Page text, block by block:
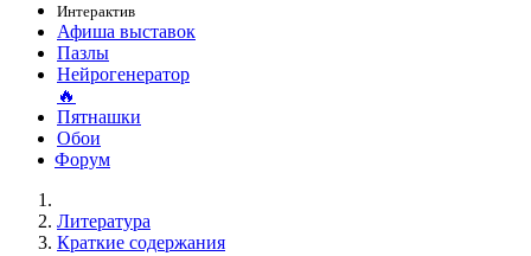
Интерактив
Афиша выставок
Пазлы
Нейрогенератор
🔥
Пятнашки
Обои
Форум
Литература
Краткие содержания